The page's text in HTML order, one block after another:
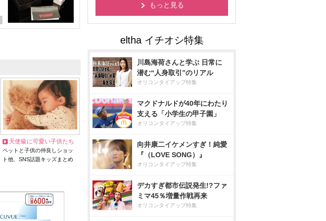
天使級に可愛い子供たち
ペットと子供の仲良しショッ
ト他、SNS話題キッズまとめ
もっと見る
川島海荷さんと学ぶ 日常に
潜む“人身取引”のリアル
オリコンタイアップ特集
マクドナルドが40年にわたり
支える「小学生の甲子園」
オリコンタイアップ特集
向井康二イケメンすぎ！純愛
『（LOVE SONG）』
オリコンタイアップ特集
デカすぎ都市伝説発生!?ファ
ミマ45％増量作戦再来
オリコンタイアップ特集